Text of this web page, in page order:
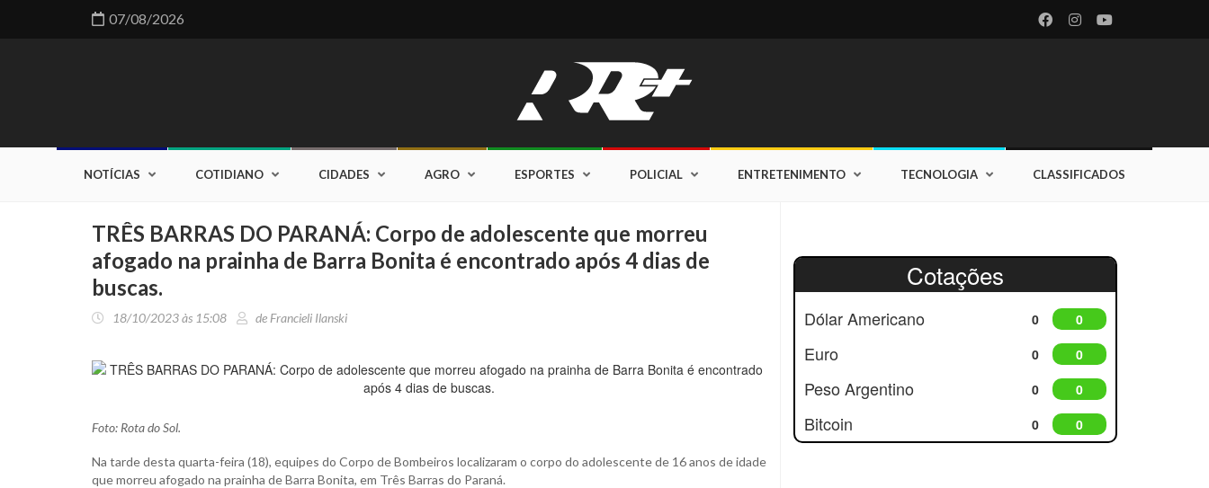
07/08/2026
NOTÍCIAS COTIDIANO CIDADES AGRO ESPORTES POLICIAL ENTRETENIMENTO TECNOLOGIA CLASSIFICADOS
TRÊS BARRAS DO PARANÁ: Corpo de adolescente que morreu
afogado na prainha de Barra Bonita é encontrado após 4 dias de
buscas.
18/10/2023 às 15:08 de Francieli Ilanski
Foto: Rota do Sol.
Na tarde desta quarta-feira (18), equipes do Corpo de Bombeiros localizaram o corpo do adolescente de 16 anos de idade
que morreu afogado na prainha de Barra Bonita, em Três Barras do Paraná.
Cotações
Dólar Americano 0 0
Euro 0 0
Peso Argentino 0 0
Bitcoin 0 0